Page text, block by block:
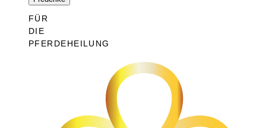
FÜR
DIE
PFERDEHEILUNG